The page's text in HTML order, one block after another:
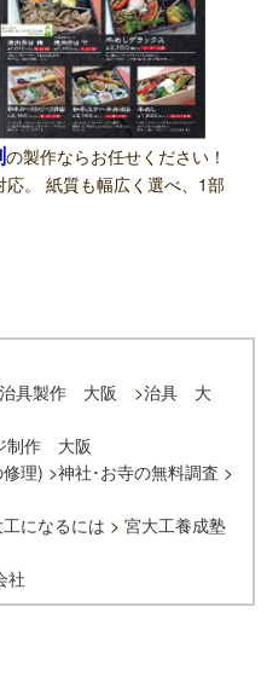
の製作ならお任せください！
。 紙質も幅広く選べ、1部
治具製作 大阪 >治具 大
制作 大阪
理) >神社･お寺の無料調査 >
になるには > 宮大工養成塾
社